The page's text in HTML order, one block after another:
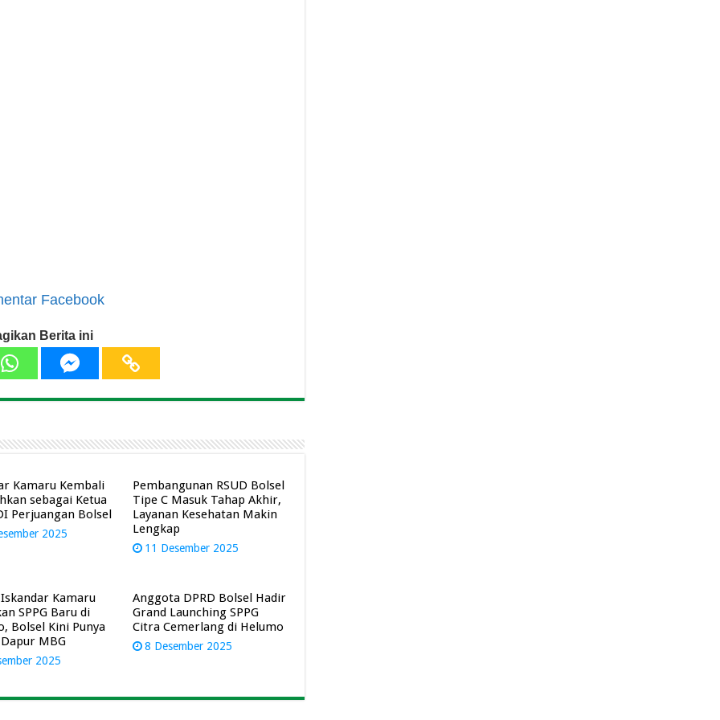
Facebook
Berita ini
Kamaru Kembali
sebagai Ketua
Perjuangan Bolsel
2025
Pembangunan RSUD Bolsel
Tipe C Masuk Tahap Akhir,
Layanan Kesehatan Makin
Lengkap
11 Desember 2025
Kamaru
SPPG Baru di
Bolsel Kini Punya
MBG
2025
Anggota DPRD Bolsel Hadir
Grand Launching SPPG
Citra Cemerlang di Helumo
8 Desember 2025